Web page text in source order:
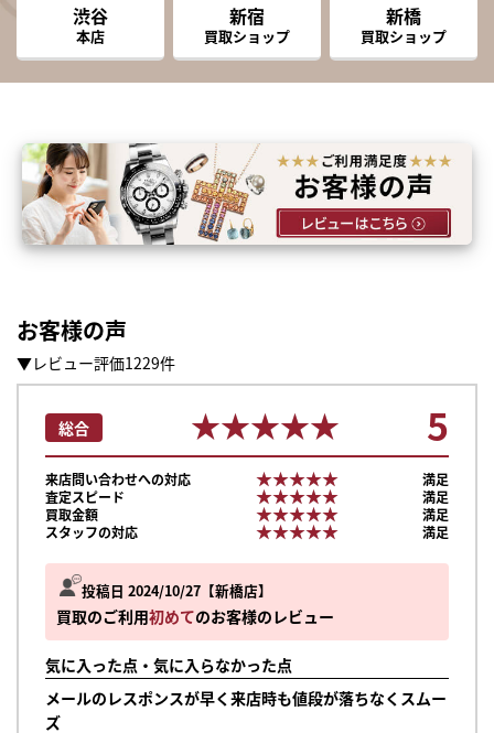
渋谷
本店
新宿
買取ショップ
新橋
買取ショップ
お客様の声
▼レビュー評価1229件
投稿日 2024/10/27 新橋店
買取のご利用初めてのお客様のレビュー
気に入った点・気に入らなかった点
メールのレスポンスが早く来店時も値段が落ちなくスムー
ズ
総合 ★★★★★
★★★★★ 5
来店問い合わせへの対応 ★★★★★
★★★★★
満足
査定スピード
★★★★★
★★★★★
満足
買取金額
★★★★★
★★★★★
満足
スタッフの対応
★★★★★
★★★★★ 満足
まずは
かんたん30秒でお試し査定